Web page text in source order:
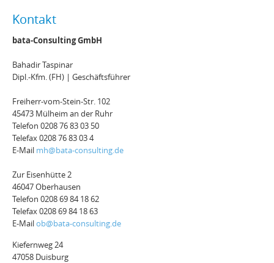
Kontakt
bata-Consulting GmbH
Bahadir Taspinar
Dipl.-Kfm. (FH) | Geschäftsführer
Freiherr-vom-Stein-Str. 102
45473 Mülheim an der Ruhr
Telefon 0208 76 83 03 50
Telefax 0208 76 83 03 4
E-Mail mh@bata-consulting.de
Zur Eisenhütte 2
46047 Oberhausen
Telefon 0208 69 84 18 62
Telefax 0208 69 84 18 63
E-Mailob@bata-consulting.de
Kiefernweg 24
47058 Duisburg